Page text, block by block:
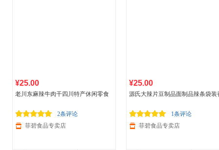
¥25.00
老川东麻辣牛肉干四川特产休闲零食
2条评论
菲碧食品专卖店
¥25.00
源氏大辣片豆制品面制品辣条袋装
条 200g大辣片*3+32g功夫*1 香辣
1条评论
菲碧食品专卖店